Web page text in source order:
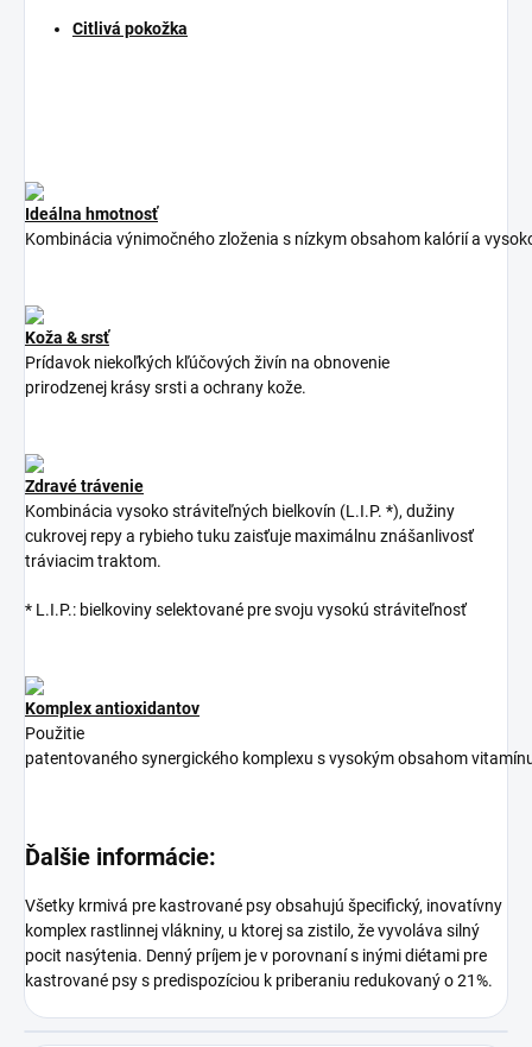
Citlivá pokožka
Ideálna hmotnosť
Kombinácia výnimočnéhozloženia s nízkymobsahom kalóriía
Koža & srsť
Prídavok niekoľkých kľúčových živín na obnovenie
prirodzenej krásysrstia ochrany kože.
Zdravé trávenie
Kombinácia vysoko stráviteľných bielkovín (L.I.P. *), dužiny
cukrovej repy a rybieho tuku zaisťuje maximálnu znášanlivosť
tráviacim traktom.
* L.I.P.: bielkoviny selektované pre svoju vysokú stráviteľnosť
Komplex antioxidantov
Použitie
patentovanéhosynergického komplexu svysokýmobsahom
Ďalšie informácie:
Všetky krmivá pre kastrované psy obsahujú špecifický, inovatívny
komplex rastlinnej vlákniny, u ktorej sa zistilo, že vyvoláva silný
pocit nasýtenia. Denný príjem je v porovnaní s inými diétami pre
kastrované psy s predispozíciou k priberaniu redukovaný o 21%.